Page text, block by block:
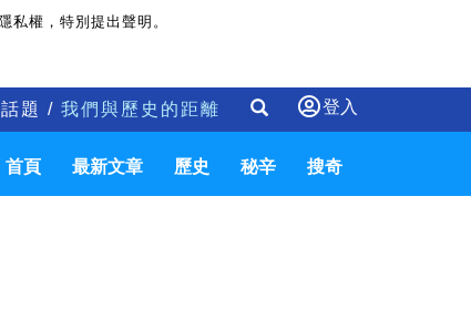
私權，特別提出聲明。
登入
題 / 我們與歷史的距離
首頁 最新文章 歷史 秘辛 搜奇